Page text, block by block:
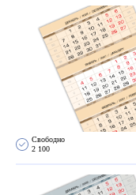
Свободно
2 100